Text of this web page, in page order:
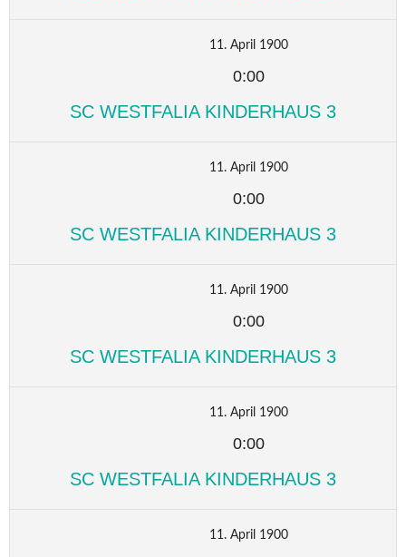
11. April 1900
0:00
SC WESTFALIA KINDERHAUS 3
11. April 1900
0:00
SC WESTFALIA KINDERHAUS 3
11. April 1900
0:00
SC WESTFALIA KINDERHAUS 3
11. April 1900
0:00
SC WESTFALIA KINDERHAUS 3
11. April 1900